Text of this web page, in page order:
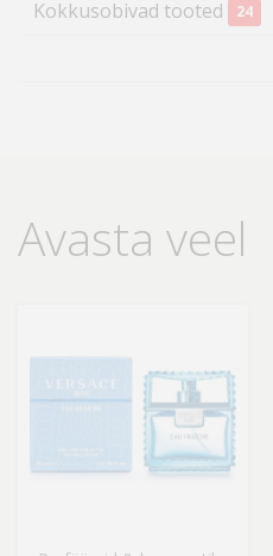
Kokkusobivad tooted
24
Avasta veel